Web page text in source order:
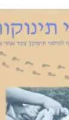
יש
מספר
סוגים.
ניתן
לבחור
את
האפשרויות
בעמוד
המוצר